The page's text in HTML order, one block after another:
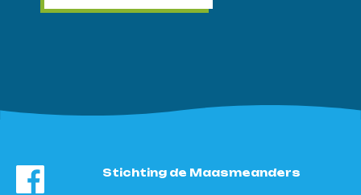
Stichting de Maasmeanders